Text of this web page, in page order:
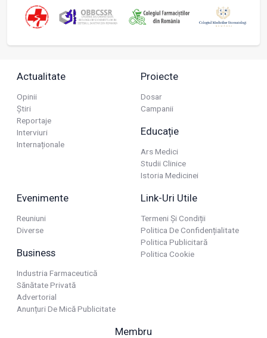
Actualitate
Opinii
Știri
Reportaje
Interviuri
Internaționale
Proiecte
Dosar
Campanii
Educație
Ars Medici
Studii Clinice
Istoria Medicinei
Evenimente
Reuniuni
Diverse
Business
Industria Farmaceutică
Sănătate Privată
Advertorial
Anunțuri De Mică Publicitate
Link-Uri Utile
Termeni Și Condiții
Politica De Confidențialitate
Politica Publicitară
Politica Cookie
Membru